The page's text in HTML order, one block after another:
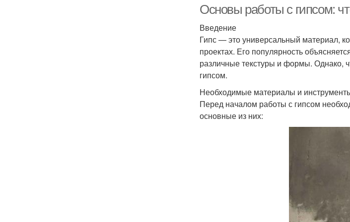
Основы работы с гипсом:
Введение
Гипс — это универсальный материал,
проектах. Его популярность
различные текстуры и формы. Однако,
гипсом.
Необходимые материалы и
Перед началом работы с гипсом
основные из них: